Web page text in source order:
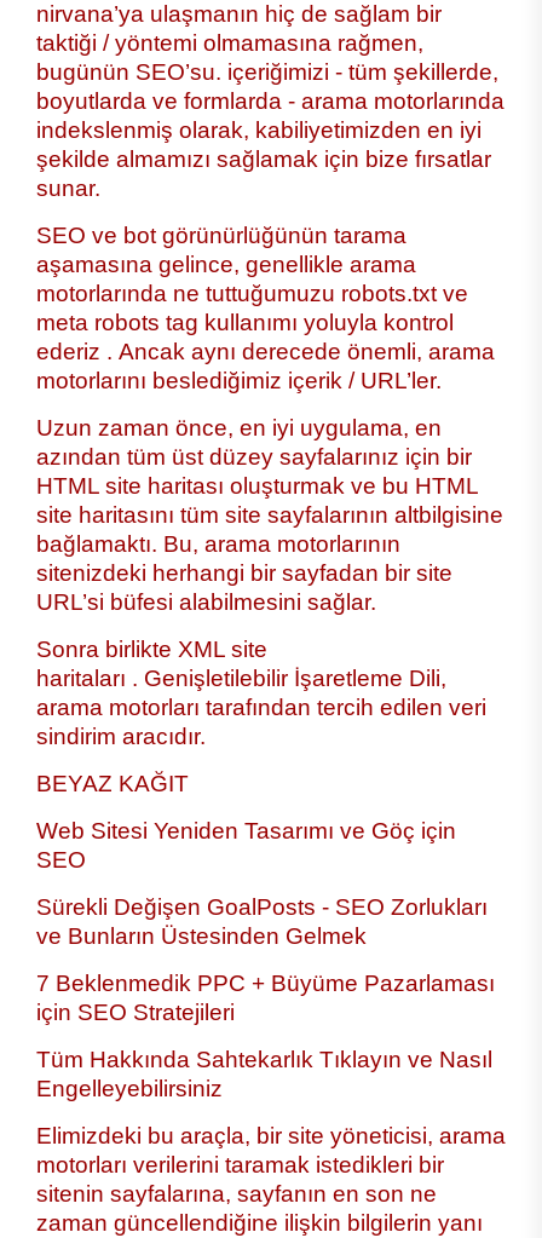
nirvana’ya ulaşmanın hiç de sağlam bir
taktiği / yöntemi olmamasına rağmen,
bugünün SEO’su. içeriğimizi - tüm şekillerde,
boyutlarda ve formlarda - arama motorlarında
indekslenmiş olarak, kabiliyetimizden en iyi
şekilde almamızı sağlamak için bize fırsatlar
sunar.
SEO ve bot görünürlüğünün tarama
aşamasına gelince, genellikle arama
motorlarında ne tuttuğumuzu robots.txt ve
meta robots tag kullanımı yoluyla kontrol
ederiz . Ancak aynı derecede önemli, arama
motorlarını beslediğimiz içerik / URL’ler.
Uzun zaman önce, en iyi uygulama, en
azından tüm üst düzey sayfalarınız için bir
HTML site haritası oluşturmak ve bu HTML
site haritasını tüm site sayfalarının altbilgisine
bağlamaktı. Bu, arama motorlarının
sitenizdeki herhangi bir sayfadan bir site
URL’si büfesi alabilmesini sağlar.
Sonra birlikte XML site
haritaları . Genişletilebilir İşaretleme Dili,
arama motorları tarafından tercih edilen veri
sindirim aracıdır.
BEYAZ KAĞIT
Web Sitesi Yeniden Tasarımı ve Göç için
SEO
Sürekli Değişen GoalPosts - SEO Zorlukları
ve Bunların Üstesinden Gelmek
7 Beklenmedik PPC + Büyüme Pazarlaması
için SEO Stratejileri
Tüm Hakkında Sahtekarlık Tıklayın ve Nasıl
Engelleyebilirsiniz
Elimizdeki bu araçla, bir site yöneticisi, arama
motorları verilerini taramak istedikleri bir
sitenin sayfalarına, sayfanın en son ne
zaman güncellendiğine ilişkin bilgilerin yanı